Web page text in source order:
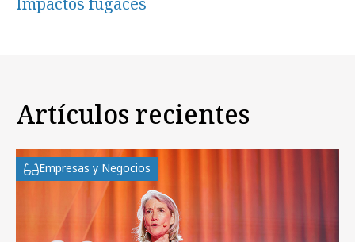
Artículos recientes
Empresas y Negocios